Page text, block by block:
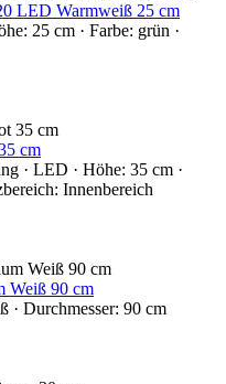
LED Warmweiß 25 cm
25 cm · Farbe: grün ·
cm
· LED · Höhe: 35 cm ·
Innenbereich
Weiß 90 cm
· Durchmesser: 90 cm